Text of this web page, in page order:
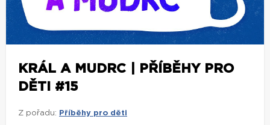
KRÁL A MUDRC | PŘÍBĚHY PRO
DĚTI #15
Z pořadu: Příběhy pro děti